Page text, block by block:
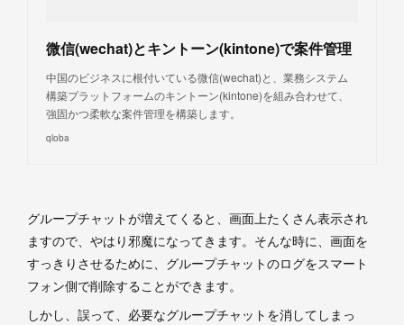
微信(wechat)とキントーン(kintone)で案件管理
中国のビジネスに根付いている微信(wechat)と、業務システム
構築プラットフォームのキントーン(kintone)を組み合わせて、
強固かつ柔軟な案件管理を構築します。
qloba
グループチャットが増えてくると、画面上たくさん表示され
ますので、やはり邪魔になってきます。そんな時に、画面を
すっきりさせるために、グループチャットのログをスマート
フォン側で削除することができます。
しかし、誤って、必要なグループチャットを消してしまっ